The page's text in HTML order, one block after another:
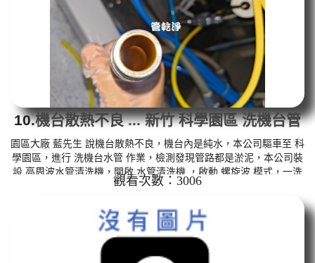
為水龍頭合...
10.機台散熱不良 ... 新竹 科學園區 洗機台管
路
園區大廠 藍先生 說機台散熱不良，機台內是純水，本公司驅車至 科
學園區，進行 洗機台水管 作業，檢測發現管路都是淤泥，本公司裝
設 高周波水管清洗機，開啟 水管清洗機 ，啟動 螺旋波 模式，一洗
就流出髒水，顏色越來越深，幾小時後，出水變乾淨出水量變大
水就會是咖啡色，地下水含有氧化錳，管壁上會結成黑色管垢，洗
出來的水會跟石油一樣黑，有些洗出綠色的水，是因為裡面有銅的
物質，生鏽產生銅綠，如是藍色的水，是因為水龍頭合金的養化造
成，有些水管...
觀看次數：3006